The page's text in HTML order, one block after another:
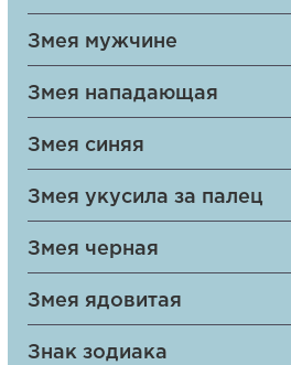
Змея мужчине
Змея нападающая
Змея синяя
Змея укусила за палец
Змея черная
Змея ядовитая
Знак зодиака